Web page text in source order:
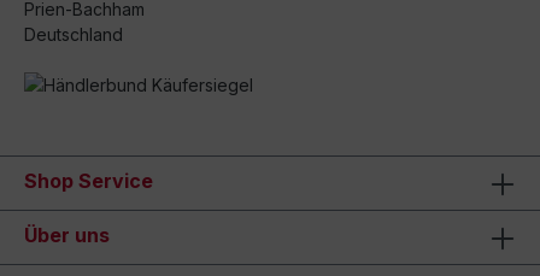
Prien-Bachham
Deutschland
Shop Service
Über uns